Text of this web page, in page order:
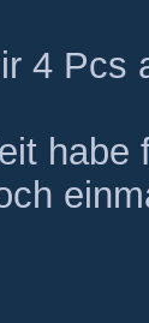
4 Pcs
habe